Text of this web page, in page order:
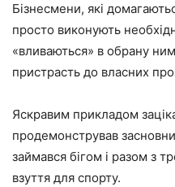
Бізнесмени, які
просто виконують
«вливаються» в обрану
пристрасть до власних
Яскравим прикладом
продемонстрував
займався бігом і разом з
взуття для спорту.